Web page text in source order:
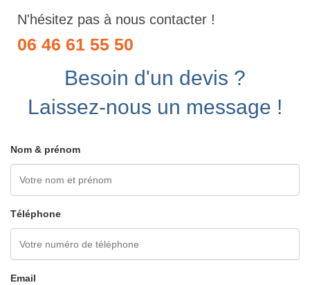
N'hésitez pas à nous contacter !
06 46 61 55 50
Besoin d'un devis ?
Laissez-nous un message !
Nom & prénom
Téléphone
Email